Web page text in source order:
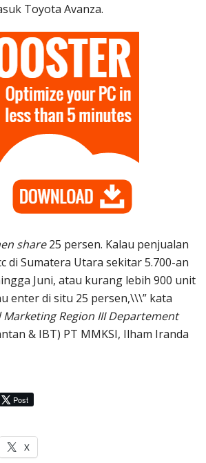
Toyota Avanza.
share25 persen. Kalau penjualan
di Sumatera Utara sekitar 5.700-an
Juni, atau kurang lebih 900 unit
enter di situ 25 persen,\\\” kata
Marketing Region III Departement
& IBT) PT MMKSI, Ilham Iranda
Post
X